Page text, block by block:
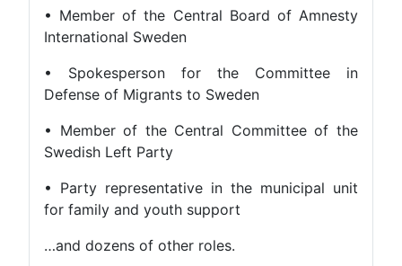
• Member of the Central Board
International Sweden
• Spokesperson for the
Defense of Migrants to Sweden
• Member of the Central
Swedish Left Party
• Party representative in the
for family and youth support
…and dozens of other roles.